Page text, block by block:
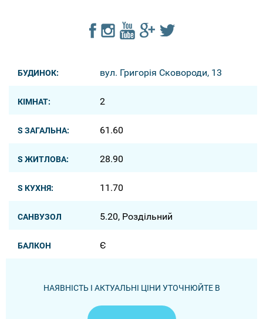
БУДИНОК: вул. Григорія Сковороди, 13
КІМНАТ: 2
S ЗАГАЛЬНА: 61.60
S ЖИТЛОВА: 28.90
S КУХНЯ: 11.70
САНВУЗОЛ 5.20, Роздільний
БАЛКОН Є
НАЯВНІСТЬ І АКТУАЛЬНІ ЦІНИ УТОЧНЮЙТЕ В